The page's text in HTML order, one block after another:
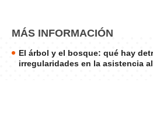
MÁS INFORMACIÓN
El árbol y el bosque: qué hay
irregularidades en la asistencia